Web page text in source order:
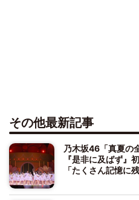
その他最新記事
乃木坂46「真夏の
『是非に及ばず』
「たくさん記憶に